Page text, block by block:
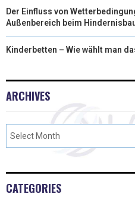
Der Einfluss von
Außenbereich beim
Kinderbetten – Wie wählt man
ARCHIVES
CATEGORIES